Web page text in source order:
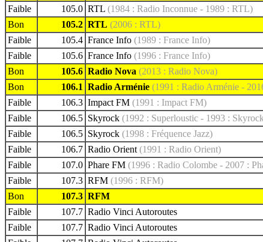
Faible
105.0 RTL (1984 : Radio Inconnue - 1989 : RTL)
Bon
105.2 RTL (2006 : RTL)
Faible
105.4 France Info (1989 : France Info)
Faible
105.6 France Info (1996 : France Info)
Bon
105.6 Radio Nova (2013 : Radio Nova)
Bon
106.1 Radio Arménie (1991 : Radio Arménie -
Faible
106.3 Impact FM (1991 : Impact FM)
Faible
106.5 Skyrock (1992 : Superloustic - 1993 :
Faible
106.5 Skyrock (1998 : Fréquence Jazz)
Faible
106.7 Radio Orient(1991 : Radio Orient)
Faible
107.0 Phare FM (1996 : Radio Colombe - 2007 :
Faible
107.3 RFM (1996 : RFM)
Bon
107.3 RFM
Faible
107.7 Radio Vinci Autoroutes
Faible
107.7 Radio Vinci Autoroutes